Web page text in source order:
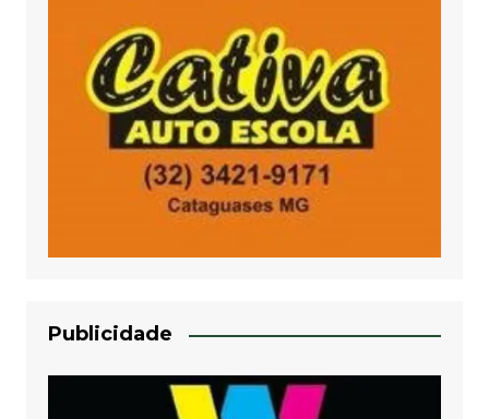
Publicidade